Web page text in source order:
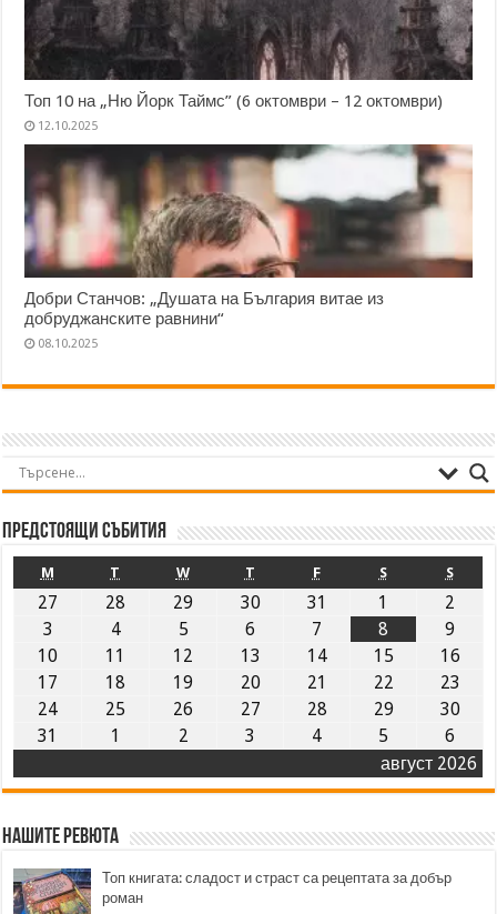
Топ 10 на „Ню Йорк Таймс” (6 октомври – 12 октомври)
12.10.2025
Добри Станчов: „Душата на България витае из
добруджанските равнини“
08.10.2025
Предстоящи събития
август 2026
M T W T F S S
27 28 29 30 31 1
2
3
4 5 6 7 8
9
10
11 12 13 14 15
16
17
18 19 20 21 22
23
24
25 26 27 28 29
30
31
1 2 3 4 5 6
Нашите ревюта
Топ книгата: сладост и страст са рецептата за добър
роман